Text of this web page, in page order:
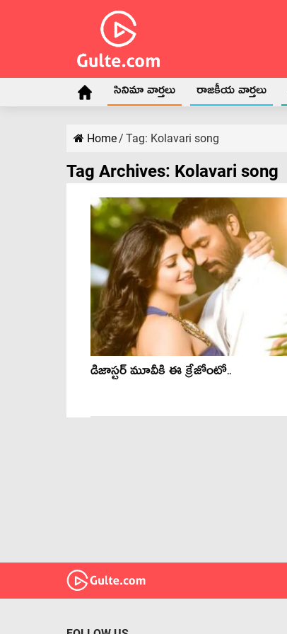
సినిమా వార్తలు రాజకీయ వార్తలు
Home/ Tag: Kolavari song
Tag Archives: Kolavari song
డిజాస్ట‌ర్ మూవీకి ఈ క్రేజోంటో..